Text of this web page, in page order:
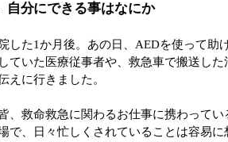
自分にできる事はなにか
した1か月後。あの日、AEDを使って
ていた医療従事者や、救急車で搬送し
えに行きました。
、救命救急に関わるお仕事に携わって
で、日々忙しくされていることは容易